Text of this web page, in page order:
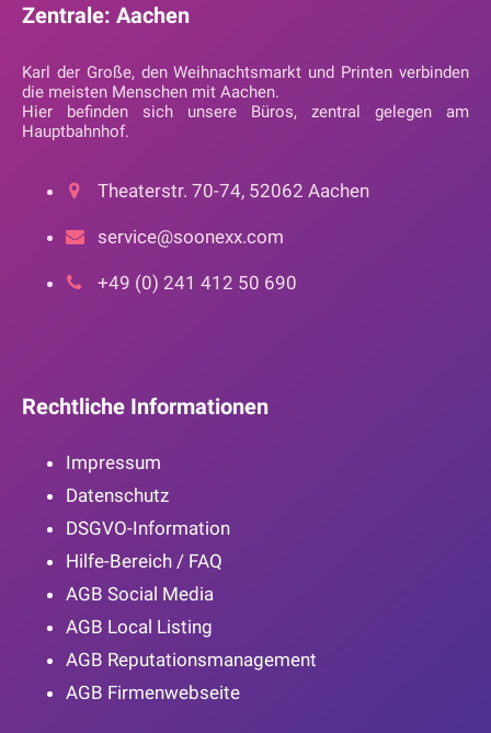
Zentrale: Aachen
Karl der Große, den Weihnachtsmarkt und Printen verbinden
die meisten Menschen mit Aachen.
Hier befinden sich unsere Büros, zentral gelegen am
Hauptbahnhof.
Theaterstr. 70-74, 52062 Aachen
service@soonexx.com
+49 (0) 241 412 50 690
Rechtliche Informationen
Impressum
Datenschutz
DSGVO-Information
Hilfe-Bereich / FAQ
AGB Social Media
AGB Local Listing
AGB Reputationsmanagement
AGB Firmenwebseite